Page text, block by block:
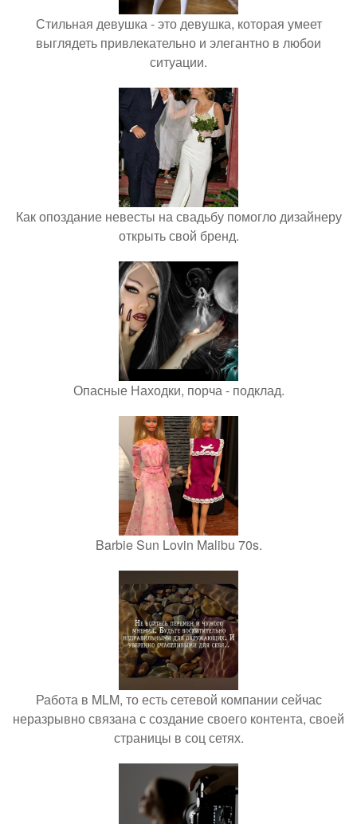
Стильная девушка - это девушка, которая умеет
выглядеть привлекательно и элегантно в любои
ситуации.
Как опоздание невесты на свадьбу помогло дизайнеру
открыть свой бренд.
Опасные Находки, порча - подклад.
Barbie Sun Lovin Malibu 70s.
Работа в MLM, то есть сетевой компании сейчас
неразрывно связана с создание своего контента, своей
страницы в соц сетях.